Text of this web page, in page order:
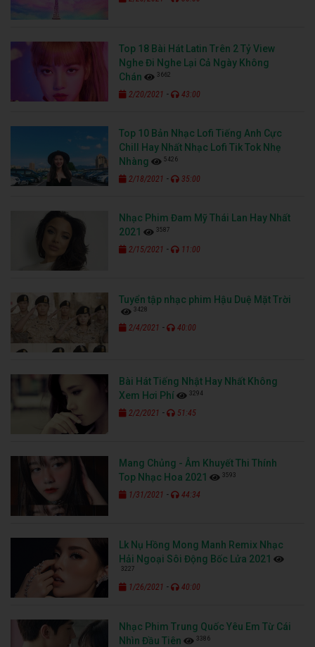
Top 18 Bài Hát Latin Trên 2 Tỷ View
Nghe Đi Nghe Lại Cả Ngày Không
Chán
3662
2/20/2021 - 43:00
Top 10 Bản Nhạc Lofi Tiếng Anh Cực
Chill Hay Nhất Nhạc Lofi Tik Tok Nhẹ
Nhàng
5426
2/18/2021 - 35:00
Nhạc Phim Đam Mỹ Thái Lan Hay Nhất
2021
3587
2/15/2021 - 11:00
Tuyển tập nhạc phim Hậu Duệ Mặt Trời
3428
2/4/2021 - 40:00
Bài Hát Tiếng Nhật Hay Nhất Không
Xem Hơi Phí
3294
2/2/2021 - 51:45
Mang Chủng - Âm Khuyết Thi Thính
Top Nhạc Hoa 2021
3593
1/31/2021 - 44:34
Lk Nụ Hồng Mong Manh Remix Nhạc
Hải Ngoại Sôi Động Bốc Lửa 2021
3227
1/26/2021 - 40:00
Nhạc Phim Trung Quốc Yêu Em Từ Cái
Nhìn Đầu Tiên
3386